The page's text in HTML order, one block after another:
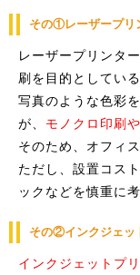
その①レーザープリ
レーザープリンタ
刷を目的としてい
写真のような色彩
が、 モノクロ印刷
そのため、オフィ
ただし、設置コス
ックなどを慎重に
その②インクジェッ
インクジェットプ